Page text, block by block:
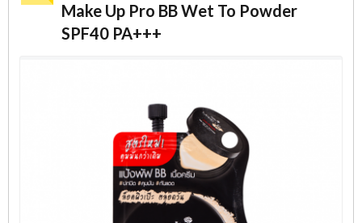
Make Up Pro BB Wet To Powder
SPF40 PA+++